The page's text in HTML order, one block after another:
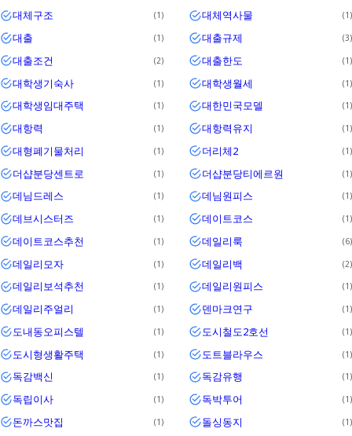
대체구조 1 대체역사물 1
대출 1 대출규제 3
대출조건 2 대출한도 1
대학생기숙사 1 대학생월세 1
대학생임대주택 1 대한민국모델 1
대항력 1 대항력유지 1
대형폐기물처리 1 더리체2 1
더샵분당센트로 1 더샵분당티에르원 1
데님드레스 1 데님원피스 1
데브시스터즈 1 데이트코스 1
데이트코스추천 1 데일리룩 6
데일리모자 1 데일리백 2
데일리보석추천 1 데일리원피스 1
데일리주얼리 1 덴마크연구 1
도내동오피스텔 1 도시철도2호선 1
도시형생활주택 1 도트블라우스 1
독감백신 1 독감유행 1
독립이사 1 독박투어 1
돈까스맛집 1 돌싱동지 1